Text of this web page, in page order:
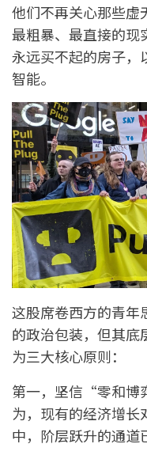
他们不再关心那些虚
最粗暴、最直接的现
永远买不起的房子，
智能。
这股席卷西方的青年
的政治包装，但其底
为三大核心原则：
第一，坚信“零和博
为，现有的经济增
中，阶层跃升的通道